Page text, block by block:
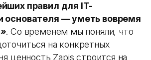
правил для IT-
основателя — уметь вовремя
. Со временем мы поняли, что
на конкретных
ценность Zapis строится на